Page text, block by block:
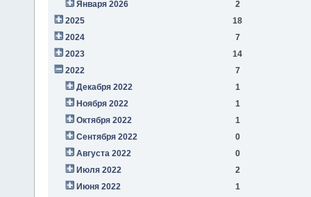
Января 2026
2
2025
18
2024
7
2023
14
2022
7
Декабря 2022
1
Ноября 2022
1
Октября 2022
1
Сентября 2022
0
Августа 2022
0
Июля 2022
2
Июня 2022
1